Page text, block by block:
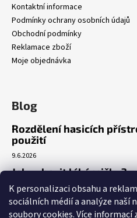
K personalizaci obsahu a
sociálních médií a analýze naší
soubory cookies. Více informací
Kontaktní informace
Podmínky ochrany osobních údajů
Obchodní podmínky
Reklamace zboží
Moje objednávka
Blog
Rozdělení hasicích
použití
9.6.2026
Jak vybavit lékárničku?
7.3.2026
Venkovní realizace